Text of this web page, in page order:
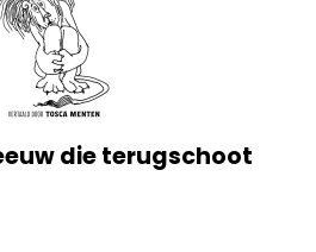
die terugschoot